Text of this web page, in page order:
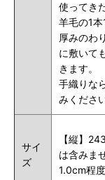
使ってき
羊毛の1本
厚みのわ
に敷いて
きます。
手織りな
みください
サイ
ズ
【縦】
は含みま
1.0cm程